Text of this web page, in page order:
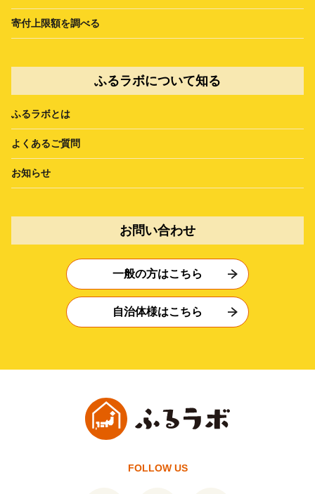
寄付上限額を調べる
ふるラボについて知る
ふるラボとは
よくあるご質問
お知らせ
お問い合わせ
一般の方はこちら
自治体様はこちら
FOLLOW US